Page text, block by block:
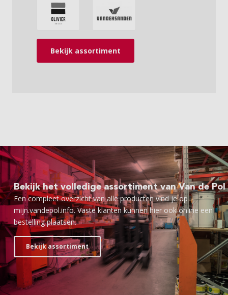
Bekijk assortiment
Bekijk het volledige assortiment van Van de Pol
Een compleet overzicht van alle producten vind je op
mijn.vandepol.info. Vaste klanten kunnen hier ook online een
bestelling plaatsen.
Bekijk assortiment